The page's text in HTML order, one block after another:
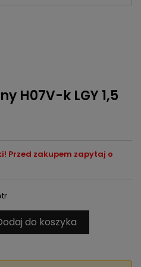
H07V-k LGY 1,5
Przed zakupem zapytaj o
do koszyka